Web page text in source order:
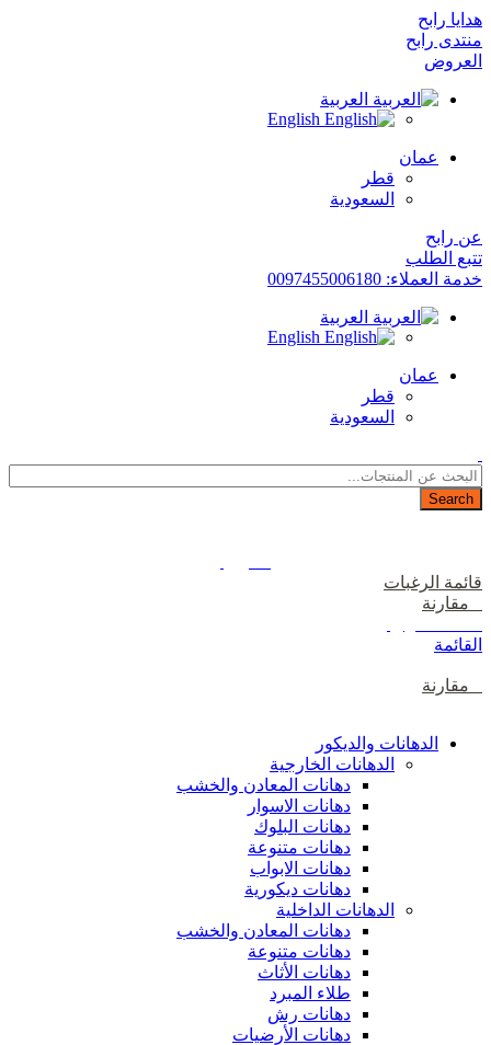
هدايا رابح
منتدى رابح
العروض
العربية
English
عمان
قطر
السعودية
عن رابح
تتبع الطلب
خدمة العملاء: 0097455006180
العربية
English
عمان
قطر
السعودية
Search
قائمة الرغبات
مقارنة
القائمة
مقارنة
الدهانات والديكور
الدهانات الخارجية
دهانات المعادن والخشب
دهانات الاسوار
دهانات البلوك
دهانات متنوعة
دهانات الابواب
دهانات ديكورية
الدهانات الداخلية
دهانات المعادن والخشب
دهانات متنوعة
دهانات الأثاث
طلاء المبرد
دهانات رش
دهانات الأرضيات